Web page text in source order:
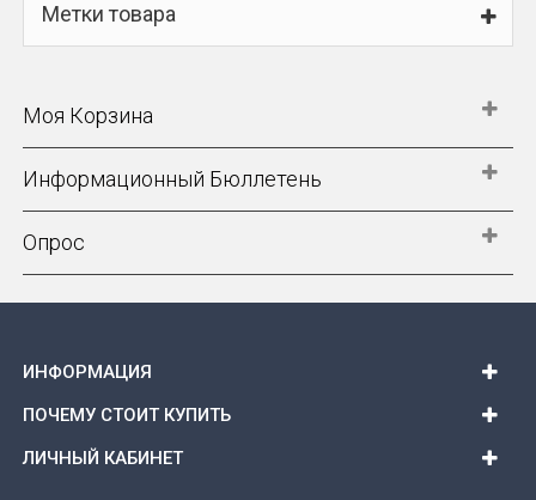
Метки товара
Моя Корзина
Информационный Бюллетень
Опрос
ИНФОРМАЦИЯ
ПОЧЕМУ СТОИТ КУПИТЬ
ЛИЧНЫЙ КАБИНЕТ